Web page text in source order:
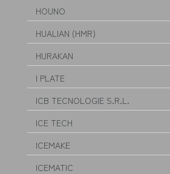
HOUNO
HUALIAN (HMR)
HURAKAN
I PLATE
ICB TECNOLOGIE S.R.L.
ICE TECH
ICEMAKE
ICEMATIC